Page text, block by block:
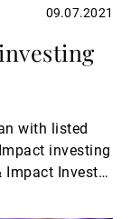
09.07.2021
with listed
investing
Investor